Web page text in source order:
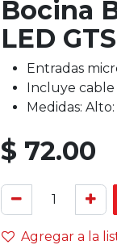
Bocina
LED
Entradas
Incluye cable
Medidas:
$ 72.00
Agregar a la